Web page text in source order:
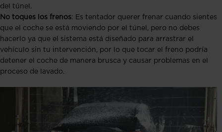
del túnel.
No toques los frenos: Es tentador querer frenar cuando sientes
que el coche se está moviendo por el túnel, pero no debes
hacerlo ya que el sistema está diseñado para arrastrar el
vehículo sin tu intervención, por lo que tocar el freno podría
detener el coche de manera brusca y causar problemas en el
proceso de lavado.